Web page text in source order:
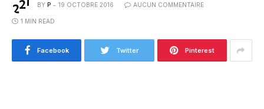
BY P 19 OCTOBRE 2016 AUCUN COMMENTAIRE
1 MIN READ
Facebook Twitter Pinterest